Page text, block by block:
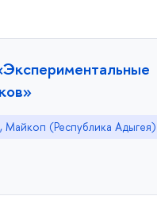
Майкоп (Республика Адыгея)